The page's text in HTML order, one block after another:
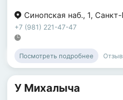
Синопская наб., 1,
+7 (981) 221-47-47
Посмотреть подробнее
У Михалыча